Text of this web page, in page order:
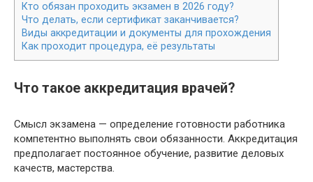
Кто обязан проходить экзамен в 2026 году?
Что делать, если сертификат заканчивается?
Виды аккредитации и документы для прохождения
Как проходит процедура, её результаты
Что такое аккредитация врачей?
Смысл экзамена — определение готовности работника
компетентно выполнять свои обязанности. Аккредитация
предполагает постоянное обучение, развитие деловых
качеств, мастерства.